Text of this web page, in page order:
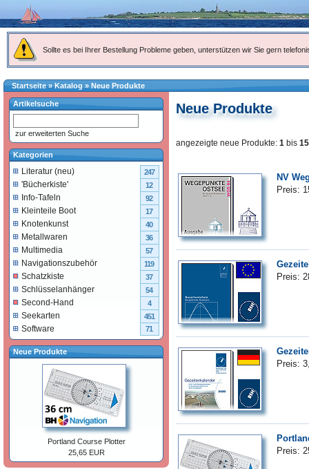
Sollte es bei Ihrer Bestellung Probleme geben, unterstützen wir Sie gern
Startseite»Katalog » Neue Produkte
Neue Produkte
angezeigte neue Produkte: 1 bis 15
NV
Preis:
Preis:
Preis:
Preis:
Artikelsuche
zur erweiterten Suche
Kategorien
Literatur (neu) 247
'Bücherkiste' 12
Info-Tafeln 92
Kleinteile Boot 17
Knotenkunst 40
Metallwaren 36
Multimedia 57
Navigationszubehör 119
Schatzkiste 37
Schlüsselanhänger 54
Second-Hand 4
Seekarten 451
Software 71
Neue Produkte
Portland Course Plotter
25,65 EUR